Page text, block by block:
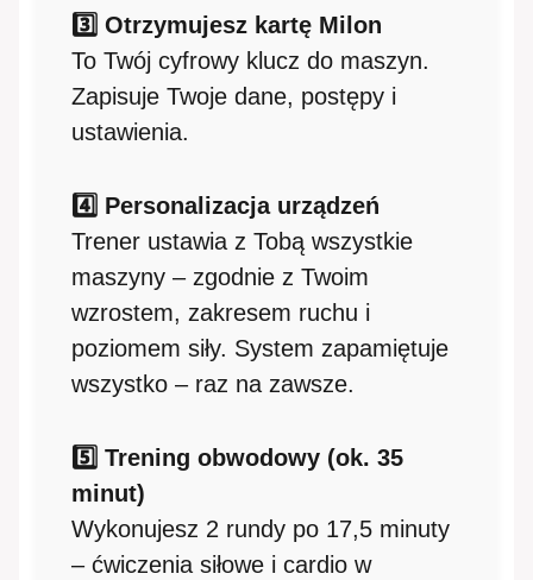
3️⃣ Otrzymujesz kartę Milon
To Twój cyfrowy klucz do maszyn.
Zapisuje Twoje dane, postępy i
ustawienia.
4️⃣ Personalizacja urządzeń
Trener ustawia z Tobą wszystkie
maszyny – zgodnie z Twoim
wzrostem, zakresem ruchu i
poziomem siły. System zapamiętuje
wszystko – raz na zawsze.
5️⃣ Trening obwodowy (ok. 35
minut)
Wykonujesz 2 rundy po 17,5 minuty
– ćwiczenia siłowe i cardio w